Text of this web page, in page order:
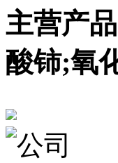
主营产
酸铈;氧